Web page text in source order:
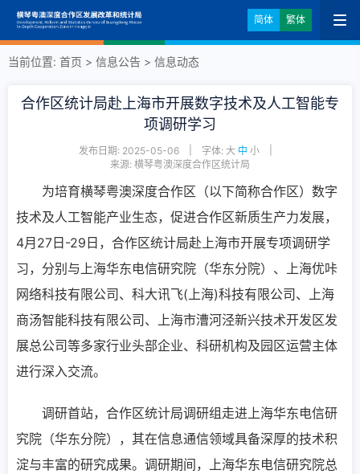
简体 繁体
当前位置: 首页 > 信息公告 > 信息动态
合作区统计局赴上海市开展数字技术及人工智能专
项调研学习
发布日期: 2025-05-06 字体: 大 中 小
来源: 横琴粤澳深度合作区统计局
为培育横琴粤澳深度合作区（以下简称合作区）数字
技术及人工智能产业生态，促进合作区新质生产力发展，
4月27日-29日，合作区统计局赴上海市开展专项调研学
习，分别与上海华东电信研究院（华东分院）、上海优咔
网络科技有限公司、科大讯飞(上海)科技有限公司、上海
商汤智能科技有限公司、上海市漕河泾新兴技术开发区发
展总公司等多家行业头部企业、科研机构及园区运营主体
进行深入交流。
调研首站，合作区统计局调研组走进上海华东电信研
究院（华东分院），其在信息通信领域具备深厚的技术积
淀与丰富的研究成果。调研期间，上海华东电信研究院总